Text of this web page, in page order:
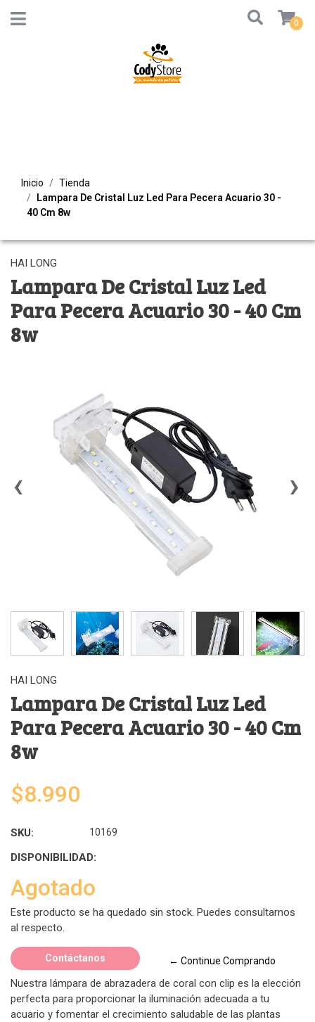
0
Inicio
Tienda
Lampara De Cristal Luz Led Para Pecera Acuario 30 -
40 Cm 8w
HAI LONG
Lampara De Cristal Luz Led
Para Pecera Acuario 30 - 40 Cm
8w
‹ ›
HAI LONG
Lampara De Cristal Luz Led
Para Pecera Acuario 30 - 40 Cm
8w
$8.990
SKU: 10169
DISPONIBILIDAD:
Agotado
Este producto se ha quedado sin stock. Puedes consultarnos
al respecto.
Contáctanos ← Continue Comprando
Nuestra lámpara de abrazadera de coral con clip es la elección
perfecta para proporcionar la iluminación adecuada a tu
acuario y fomentar el crecimiento saludable de las plantas